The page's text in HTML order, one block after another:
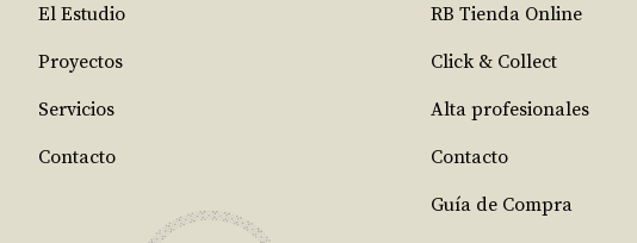
El Estudio
Proyectos
Servicios
Contacto
RB Tienda Online
Click & Collect
Alta profesionales
Contacto
Guía de Compra